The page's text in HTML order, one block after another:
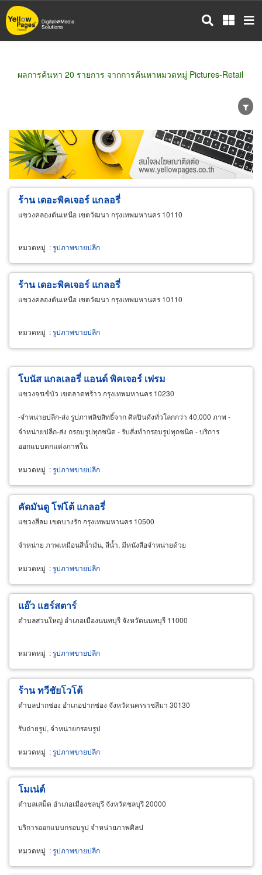
ข้าม
ไป
ผลการค้นหา 20 รายการ จากการค้นหาหมวดหมู่ Pictures-Retail
ขายส่ง ขายปลีก ผู้ผลิต
ตัวแทนจัดจำหน่าย
ผู้ส่งออก/นำเข้า
ธุรกิจบริการ
ร้าน เดอะพิคเจอร์ แกลอรี่
แขวงคลองตันเหนือ เขตวัฒนา กรุงเทพมหานคร 10110
หมวดหมู่ :รูปภาพขายปลีก
ร้าน เดอะพิคเจอร์ แกลอรี่
แขวงคลองตันเหนือ เขตวัฒนา กรุงเทพมหานคร 10110
หมวดหมู่ :รูปภาพขายปลีก
โบนัส แกลเลอรี่ แอนด์ พิคเจอร์ เฟรม
แขวงจรเข้บัว เขตลาดพร้าว กรุงเทพมหานคร 10230
-จำหน่ายปลีก-ส่ง รูปภาพลิขสิทธิ์จาก ศิลปินดังทั่วโลกกว่า 40,000 ภาพ -
จำหน่ายปลีก-ส่ง กรอบรูปทุกชนิด - รับสั่งทำกรอบรูปทุกชนิด - บริการ
ออกแบบตกแต่งภาพใน
หมวดหมู่ :รูปภาพขายปลีก
คัดมันดู โฟโต้ แกลอรี่
แขวงสีลม เขตบางรัก กรุงเทพมหานคร 10500
จำหน่าย ภาพเหมือนสีน้ำมัน, สีน้ำ, มีหนังสือจำหน่ายด้วย
หมวดหมู่ :รูปภาพขายปลีก
แอ๊ว แฮร์สตาร์
ตำบลสวนใหญ่ อำเภอเมืองนนทบุรี จังหวัดนนทบุรี 11000
หมวดหมู่ :รูปภาพขายปลีก
ร้าน ทวีชัยโวโต้
ตำบลปากช่อง อำเภอปากช่อง จังหวัดนครราชสีมา 30130
รับถ่ายรูป, จำหน่ายกรอบรูป
หมวดหมู่ :รูปภาพขายปลีก
โมเน่ต์
ตำบลเสม็ด อำเภอเมืองชลบุรี จังหวัดชลบุรี 20000
บริการออกแบบกรอบรูป จำหน่ายภาพศิลป
หมวดหมู่ :รูปภาพขายปลีก